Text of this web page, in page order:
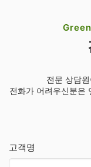
전문 상담
전화가 어려우신분은
고객명